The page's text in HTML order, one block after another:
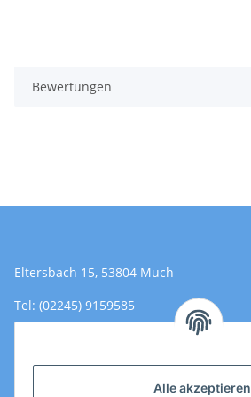
Alle akzeptieren
Bewertungen
Eltersbach 15, 53804 Much
Tel: (02245) 9159585
Email: Kontakt@toromedical.de
Öffnungszeiten (Mo-Fr.) 8:00 - 17:00